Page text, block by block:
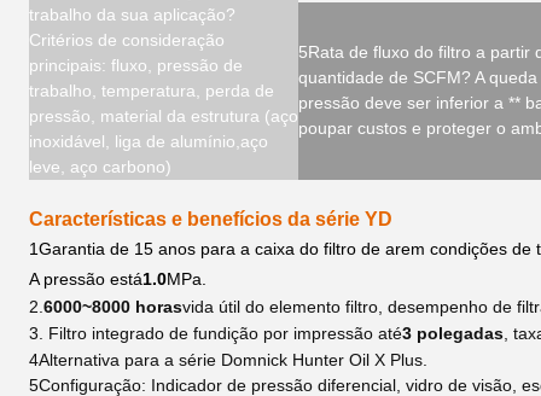
trabalho da sua aplicação?
Critérios de consideração
principais: fluxo, pressão de
trabalho, temperatura, perda de
pressão, material da estrutura (aço
inoxidável, liga de alumínio,aço
leve, aço carbono)
5Rata de fluxo do filtro a partir
quantidade de SCFM? A
pressão deve ser inferior a **
poupar custos e proteger o
Características e benefícios da série YD
1Garantia de 15 anos para a caixa do filtro de arem condições de
A pressão está1.0MPa.
2. 6000~8000 horasvida útil do elemento filtro, desempenho de
3. Filtro integrado de fundição por impressão até3 polegadas ,
4Alternativa para a série Domnick Hunter Oil X Plus.
5Configuração: Indicador de pressão diferencial, vidro de visão,